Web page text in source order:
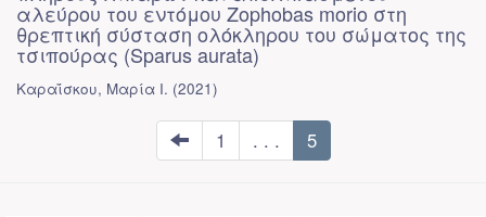
αλεύρου του εντόμου Zophobas morio στη
θρεπτική σύσταση ολόκληρου του σώματος της
τσιπούρας (Sparus aurata)
Καραΐσκου, Μαρία Ι. (2021)
1 . . . 5